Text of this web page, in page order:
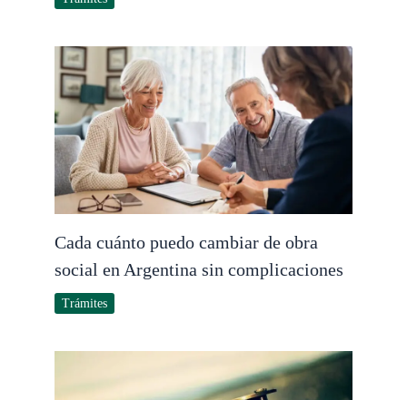
Cada cuánto puedo cambiar de obra
social en Argentina sin complicaciones
Trámites